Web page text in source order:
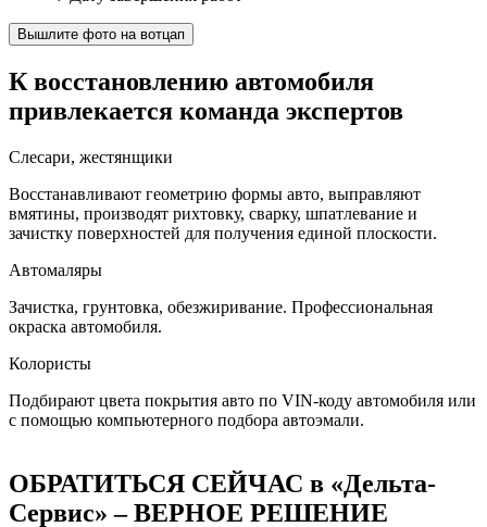
Вышлите фото на вотцап
К восстановлению автомобиля
привлекается команда экспертов
Слесари, жестянщики
Восстанавливают геометрию формы авто, выправляют
вмятины, производят рихтовку, сварку, шпатлевание и
зачистку поверхностей для получения единой плоскости.
Автомаляры
Зачистка, грунтовка, обезжиривание. Профессиональная
окраска автомобиля.
Колористы
Подбирают цвета покрытия авто по VIN-коду автомобиля или
с помощью компьютерного подбора автоэмали.
ОБРАТИТЬСЯ СЕЙЧАС в «Дельта-
Сервис» – ВЕРНОЕ РЕШЕНИЕ